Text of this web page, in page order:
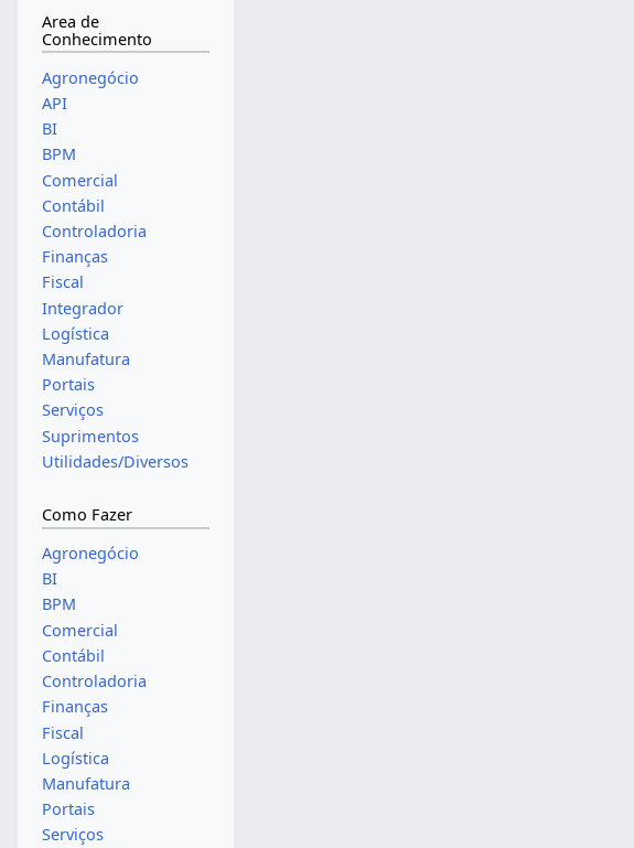
Area de
Conhecimento
Agronegócio
API
BI
BPM
Comercial
Contábil
Controladoria
Finanças
Fiscal
Integrador
Logística
Manufatura
Portais
Serviços
Suprimentos
Utilidades/Diversos
Como Fazer
Agronegócio
BI
BPM
Comercial
Contábil
Controladoria
Finanças
Fiscal
Logística
Manufatura
Portais
Serviços